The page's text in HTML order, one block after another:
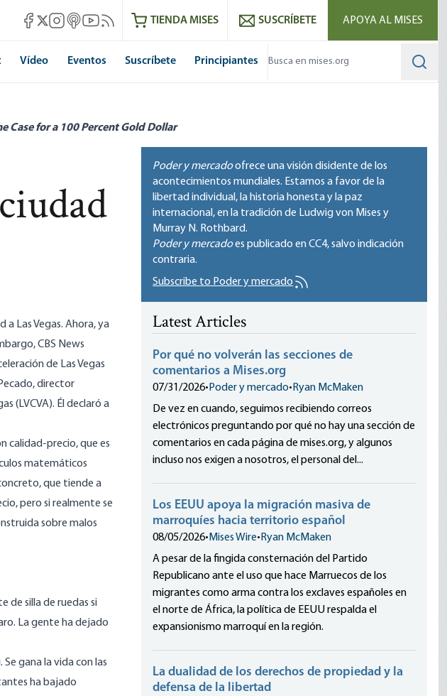
Mises Facebook
Mises X
Mises Instagram
Mises itunes
Mises Youtube
Mises RSS feedTIENDA MISES SUSCRÍBETE APOYA AL MISES
Vídeo Eventos Suscríbete Principiantes
Case for a 100 Percent Gold Dollar
a Las Vegas. Ahora, ya
CBS News
de Las Vegas
director
(LVCVA). Él declaró a
calidad-precio, que es
matemáticos
que tiende a
pero si realmente se
sobre malos
de silla de ruedas si
La gente ha dejado
Se gana la vida con las
ha bajado
Poder y mercadoofrece una visión disidente de los
acontecimientos mundiales. Estamos a favor de la
libertad individual, la historia honesta y la paz
internacional, en la tradición de Ludwig von Mises y
Murray N. Rothbard.
Poder y mercadoes publicado enCC4, salvo indicación
contraria.
Subscribe to Poder y mercado
Latest Articles
Por qué no volverán las secciones de
comentarios a Mises.org
07/31/2026• Poder y mercado• Ryan McMaken
De vez en cuando, seguimos recibiendo correos
electrónicos preguntando por qué no hay una sección de
comentarios en cada página de mises.org, y algunos
incluso nos exigen a nosotros, el personal del...
Los EEUU apoya la migración masiva de
marroquíes hacia territorio español
08/05/2026• Mises Wire• Ryan McMaken
A pesar de la fingida consternación del Partido
Republicano ante el uso que hace Marruecos de los
migrantes como arma contra los exclaves españoles en
el norte de África, la política de EEUU respalda el
expansionismo marroquí en la región.
La dualidad de los derechos de propiedad y la
defensa de la libertad